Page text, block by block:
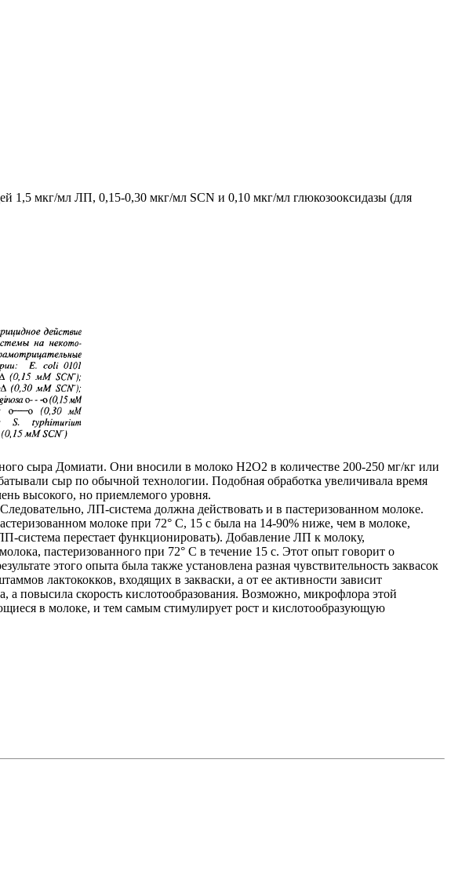
1,5 мкг/мл ЛП, 0,15-0,30 мкг/мл SCN и 0,10 мкг/мл глюкозооксидазы (для
сыра Домиати. Они вносили в молоко Н2O2 в количестве 200-250 мг/кг или
сыр по обычной технологии. Подобная обработка увеличивала время
высокого, но приемлемого уровня.
ЛП-система должна действовать и в пастеризованном молоке.
молоке при 72° С, 15 с была на 14-90% ниже, чем в молоке,
система перестает функционировать). Добавление ЛП к молоку,
пастеризованного при 72° С в течение 15 с. Этот опыт говорит о
этого опыта была также установлена разная чувствительность заквасок
лактококков, входящих в закваски, а от ее активности зависит
повысила скорость кислотообразования. Возможно, микрофлора этой
в молоке, и тем самым стимулирует рост и кислотообразующую